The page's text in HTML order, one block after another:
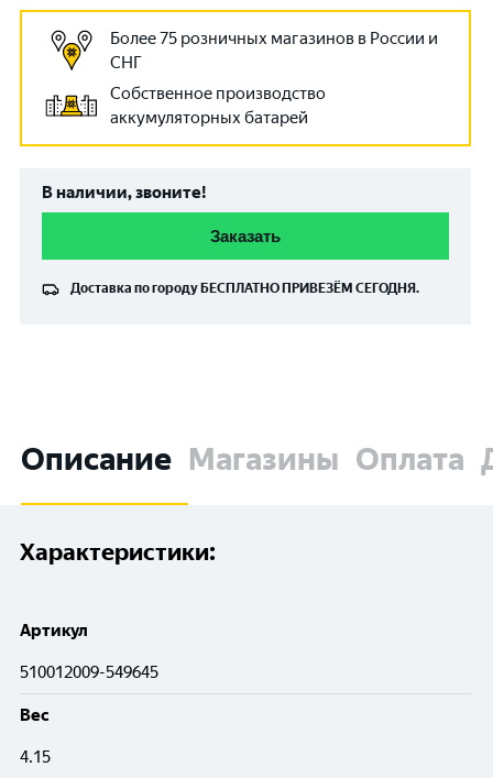
Более 75 розничных магазинов в России и
СНГ
Собственное производство
аккумуляторных батарей
В наличии, звоните!
Заказать
Доставка по городу БЕСПЛАТНО ПРИВЕЗЁМ СЕГОДНЯ.
Описание Магазины Оплата
Характеристики:
Артикул
510012009-549645
Вес
4.15